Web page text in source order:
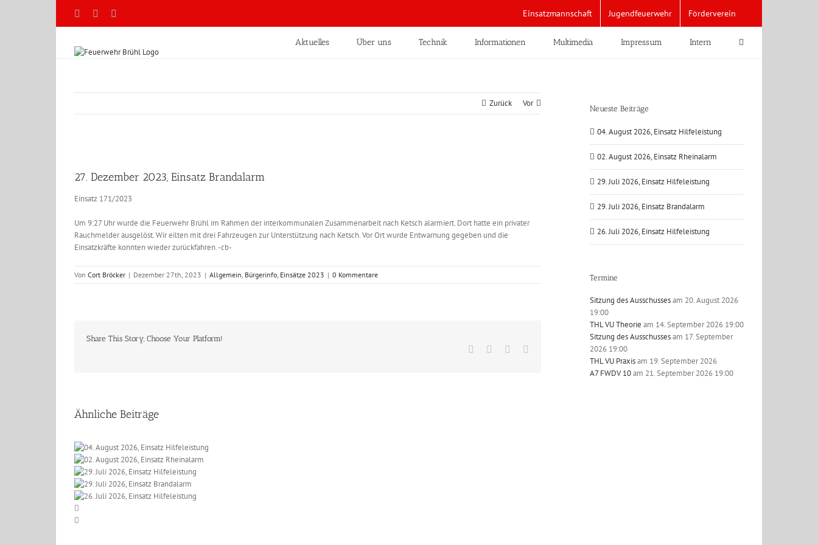
Facebook Einsatzmannschaft Jugendfeuerwehr Förderverein
Aktuelles Über uns Technik Informationen Multimedia Impressum Intern
Zurück Vor
Bild
27. Dezember 2023, Einsatz Brandalarm
Einsatz 171/2023
Um 9:27 Uhr wurde die Feuerwehr Brühl im Rahmen der interkommunalen Zusammenarbeit nach Ketsch alarmiert. Dort hatte ein privater
Rauchmelder ausgelöst. Wir eilten mit drei Fahrzeugen zur Unterstützung nach Ketsch. Vor Ort wurde Entwarnung gegeben und die
Einsatzkräfte konnten wieder zurückfahren. -cb-
Von Cort Bröcker | Dezember 27th, 2023 | Allgemein, Bürgerinfo, Einsätze 2023 | 0 Kommentare
Share This Story, Choose Your Platform!
Facebook
Ähnliche Beiträge
Neueste Beiträge
04. August 2026, Einsatz Hilfeleistung
02. August 2026, Einsatz Rheinalarm
29. Juli 2026, Einsatz Hilfeleistung
29. Juli 2026, Einsatz Brandalarm
26. Juli 2026, Einsatz Hilfeleistung
Termine
Sitzung des Ausschussesam 20. August 2026
19:00
THL VU Theorie am 14. September 2026 19:00
Sitzung des Ausschussesam 17. September
2026 19:00
THL VU Praxisam 19. September 2026
A7 FWDV 10am 21. September 2026 19:00